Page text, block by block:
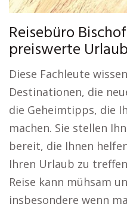
Reisebüro
preiswerte
Diese Fachleute
Destinationen, die
die Geheimtipps, die
machen. Sie stellen
bereit, die Ihnen
Ihren Urlaub zu
Reise kann mühsam
insbesondere wenn